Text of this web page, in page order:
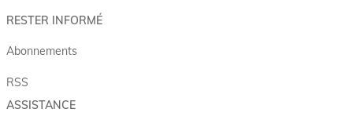
RESTER INFORMÉ
Abonnements
RSS
ASSISTANCE